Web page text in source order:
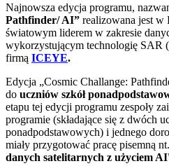
Najnowsza edycja programu,
Pathfinder/ AI” realizowana jest w
światowym liderem w zakresie
wykorzystującym technologię SAR
firmą ICEYE.
Edycja „Cosmic Challange:
do uczniów szkół
etapu tej edycji programu zespoły
programie (składające się z dwóch
ponadpodstawowych) i jednego
miały przygotować pracę pisemną
danych satelitarnych z użyciem AI